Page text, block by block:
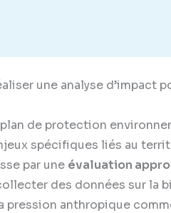
une analyse d’impact
de protection
spécifiques liés au
par une évaluation
des données sur la
pression anthropique